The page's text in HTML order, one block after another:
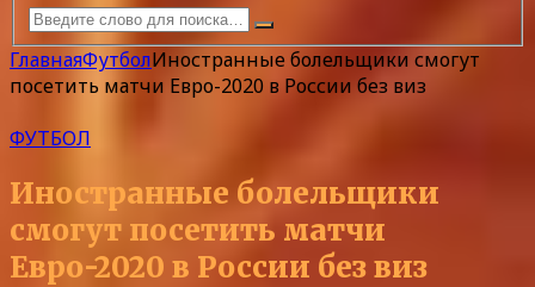
ГлавнаяФутболИностранные болельщики смогут
посетить матчи Евро-2020 в России без виз
ФУТБОЛ
Иностранные болельщики
смогут посетить матчи
Евро-2020 в России без виз